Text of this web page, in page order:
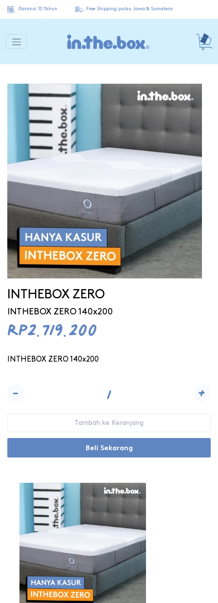
Garansi 10 Tahun Free Shipping pulau Jawa & Sumatera
INTHEBOX ZERO
INTHEBOX ZERO 140x200
Rp2.719.200
INTHEBOX ZERO 140x200
- +
Tambah ke Keranjang
Beli Sekarang